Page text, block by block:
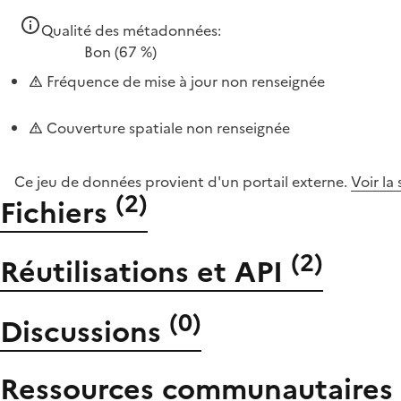
Qualité des métadonnées:
Bon (67 %)
Fréquence de mise à jour non renseignée
Couverture spatiale non renseignée
Ce jeu de données provient d'un portail externe. Voir la
Fichiers (2)
Réutilisations et API (2)
Discussions (0)
Ressources communautaires